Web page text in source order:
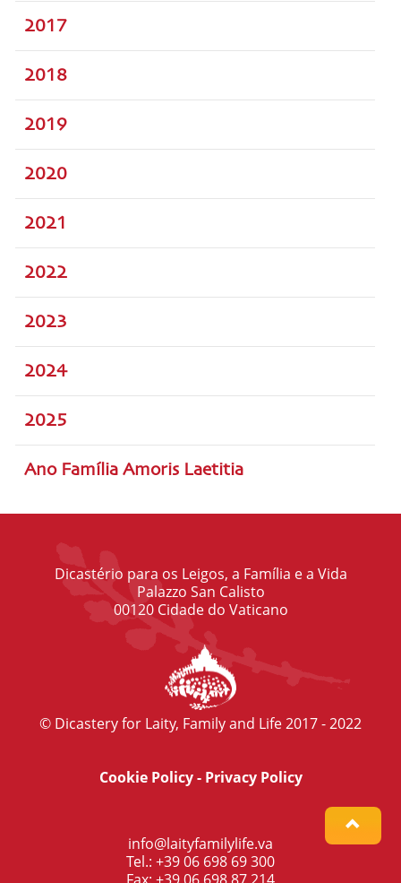
2017
2018
2019
2020
2021
2022
2023
2024
2025
Ano Família Amoris Laetitia
Dicastério para os Leigos, a Família e a Vida
Palazzo San Calisto
00120 Cidade do Vaticano
© Dicastery for Laity, Family and Life 2017 - 2022
Cookie Policy- Privacy Policy
info@laityfamilylife.va
Tel.: +39 06 698 69 300